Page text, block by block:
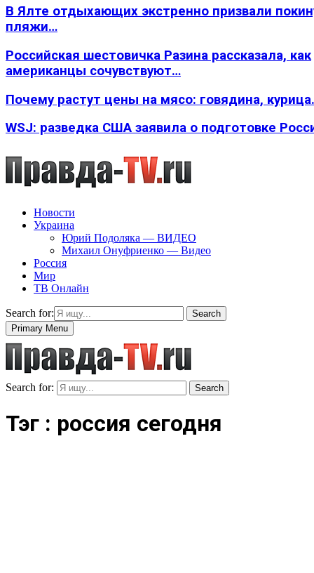
В Ялте отдыхающих экстренно призвали
пляжи…
Российская шестовичка Разина рассказала, как
американцы сочувствуют…
Почему растут цены на мясо: говядина,
WSJ: разведка США заявила о подготовке
Новости
Украина
Юрий Подоляка — ВИДЕО
Михаил Онуфриенко — Видео
Россия
Мир
ТВ Онлайн
Search for:
Search
Primary Menu
Search for: Search
Тэг : россия сегодня